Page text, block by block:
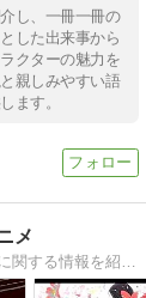
し、一冊一冊の
した出来事から
クターの魅力を
親しみやすい語
ます。
メ
平成および令和時代に放映されたテレビアニメに関する情報を紹介していくブログです。